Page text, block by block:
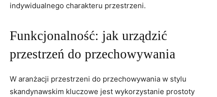
indywidualnego charakteru przestrzeni.
Funkcjonalność: jak urządzić
przestrzeń do przechowywania
W aranżacji przestrzeni do przechowywania w stylu
skandynawskim kluczowe jest wykorzystanie prostoty